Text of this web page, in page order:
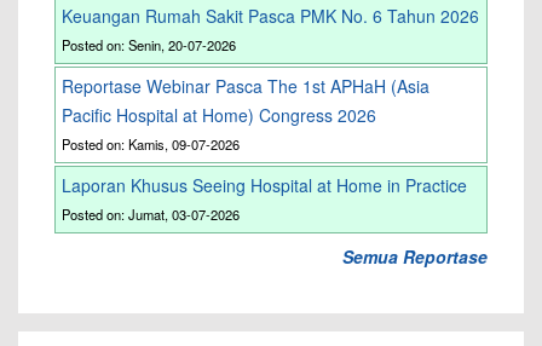
Keuangan Rumah Sakit Pasca PMK No. 6 Tahun 2026
Posted on: Senin, 20-07-2026
Reportase Webinar Pasca The 1st APHaH (Asia
Pacific Hospital at Home) Congress 2026
Posted on: Kamis, 09-07-2026
Laporan Khusus Seeing Hospital at Home in Practice
Posted on: Jumat, 03-07-2026
Semua Reportase